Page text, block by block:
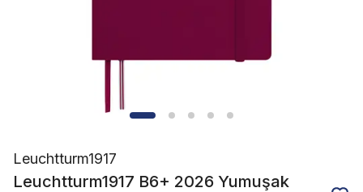
Leuchtturm1917
Leuchtturm1917 B6+ 2026 Yumuşak